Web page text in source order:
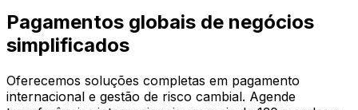
Pagamentos globais de negócios
simplificados
Oferecemos soluções completas em pagamento
internacional e gestão de risco cambial. Agende